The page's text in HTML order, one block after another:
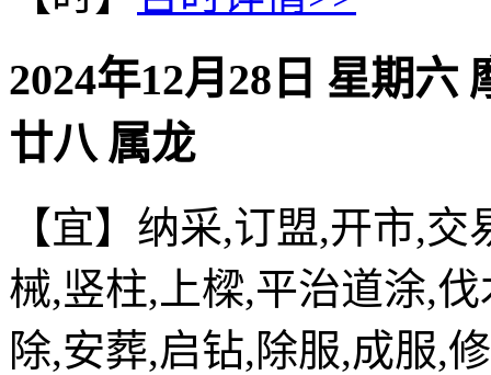
2024年12月28日 星期六
廿八 属龙
【宜】纳采,订盟,开市,交
械,竖柱,上樑,平治道涂,
除,安葬,启钻,除服,成服,